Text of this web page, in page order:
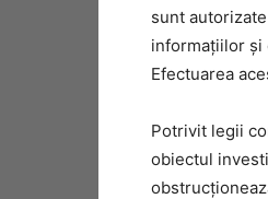
sunt
informațiilor și
Efectuarea
Potrivit legii
obiectul